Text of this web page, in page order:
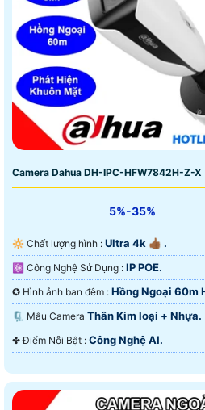
Camera Dahua DH-IPC-HFW7842H-Z-X
5%-35%
🔆 Chất lượng hình : Ultra 4k 👍🏾 .
⚛️ Công Nghệ Sử Dụng : IP POE.
✪ Hình ảnh ban đêm : Hồng Ngoại 60m
🗜️ Mẫu Camera Thân Kim loại + Nhựa.
️✤ Điểm Nỗi Bật : Công Nghệ AI.